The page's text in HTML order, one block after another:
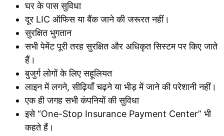
घर के पास सुविधा
दूर LIC ऑफिस या बैंक जाने की जरूरत नहीं।
सुरक्षित भुगतान
सभी पेमेंट पूरी तरह सुरक्षित और अधिकृत सिस्टम पर किए जाते
हैं।
बुजुर्ग लोगों के लिए सहूलियत
लाइन में लगने, सीढ़ियाँ चढ़ने या भीड़ में जाने की परेशानी नहीं।
एक ही जगह सभी कंपनियों की सुविधा
इसे “One-Stop Insurance Payment Center” भी
कहते हैं।